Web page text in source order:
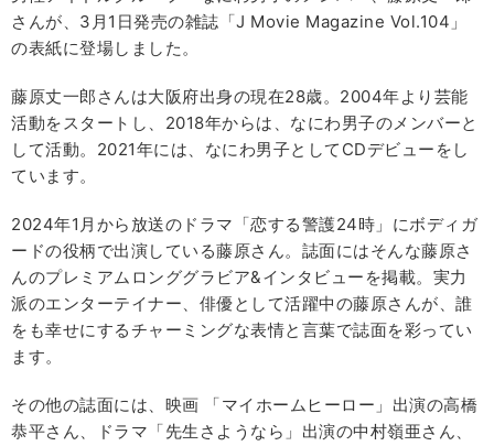
さんが、3月1日発売の雑誌「J Movie Magazine Vol.104」
の表紙に登場しました。
藤原丈一郎さんは大阪府出身の現在28歳。2004年より芸能
活動をスタートし、2018年からは、なにわ男子のメンバーと
して活動。2021年には、なにわ男子としてCDデビューをし
ています。
2024年1月から放送のドラマ「恋する警護24時」にボディガ
ードの役柄で出演している藤原さん。誌面にはそんな藤原さ
んのプレミアムロンググラビア&インタビューを掲載。実力
派のエンターテイナー、俳優として活躍中の藤原さんが、誰
をも幸せにするチャーミングな表情と言葉で誌面を彩ってい
ます。
その他の誌面には、映画 「マイホームヒーロー」出演の高橋
恭平さん、ドラマ「先生さようなら」出演の中村嶺亜さん、